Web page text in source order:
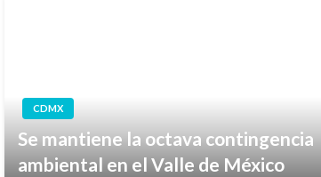
CDMX
Se mantiene la octava contingencia
ambiental en el Valle de México